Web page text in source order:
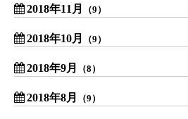
2018年11月 （9）
2018年10月 （9）
2018年9月 （8）
2018年8月 （9）